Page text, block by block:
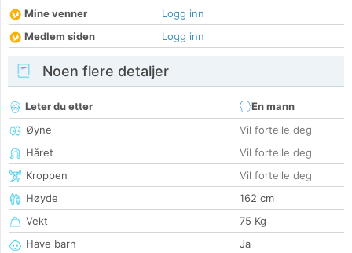
Mine venner
Logg inn
Medlem siden
Logg inn
Noen flere detaljer
Leter du etter
En mann
Øyne
Vil fortelle deg
Håret
Vil fortelle deg
Kroppen
Vil fortelle deg
Høyde
162 cm
Vekt
75 Kg
Have barn
Ja